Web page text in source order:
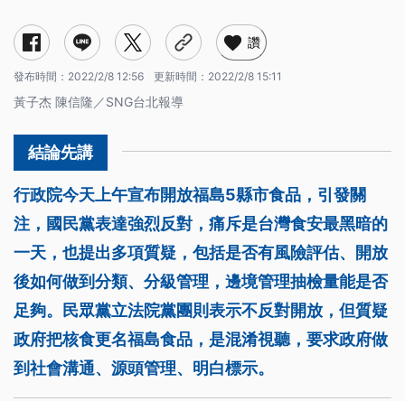
讚
發布時間： 2022/2/8 12:56 更新時間： 2022/2/8 15:11
黃子杰 陳信隆／SNG台北報導
行政院今天上午宣布開放福島5縣市食品，引發關
注，國民黨表達強烈反對，痛斥是台灣食安最黑暗的
一天，也提出多項質疑，包括是否有風險評估、開放
後如何做到分類、分級管理，邊境管理抽檢量能是否
足夠。民眾黨立法院黨團則表示不反對開放，但質疑
政府把核食更名福島食品，是混淆視聽，要求政府做
到社會溝通、源頭管理、明白標示。